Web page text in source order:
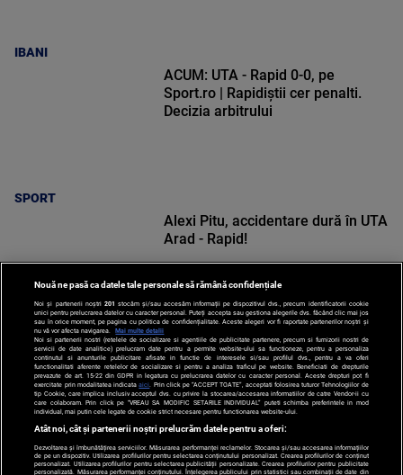
IBANI
SPORT
ACUM: UTA - Rapid 0-0, pe
Sport.ro | Rapidiștii cer penalti.
Decizia arbitrului
SPORT
Alexi Pitu, accidentare dură în UTA
Arad - Rapid!
Nouă ne pasă ca datele tale personale să rămână confidențiale
Noi și partenerii noștri 201 stocăm și/sau accesăm informații pe dispozitivul dvs., precum identificatorii cookie
unici pentru prelucrarea datelor cu caracter personal. Puteți accepta sau gestiona alegerile dvs. făcând clic mai jos
sau în orice moment, pe pagina cu politica de confidențialitate. Aceste alegeri vor fi raportate partenerilor noștri și
nu vă vor afecta navigarea.
Mai multe detalii
Noi si partenerii nostri (retelele de socializare si agentiile de publicitate partenere, precum si furnizorii nostri de
servicii de date analitice) prelucram date pentru a permite website-ului sa functioneze, pentru a personaliza
continutul si anunturile publicitare afisate in functie de interesele si/sau profilul dvs., pentru a va oferi
functionalitati aferente retelelor de socializare si pentru a analiza traficul pe website. Beneficiati de drepturile
prevazute de art. 15-22 din GDPR in legatura cu prelucrarea datelor cu caracter personal. Aceste drepturi pot fi
exercitate prin modalitatea indicataaici . Prin click pe “ACCEPT TOATE”, acceptati folosirea tuturor Tehnologiilor de
tip Cookie, care implica inclusiv acceptul dvs. cu privire la stocarea/accesarea informatiilor de catre Vendor-ii cu
care colaboram. Prin click pe “VREAU SA MODIFIC SETARILE INDIVIDUAL” puteti schimba preferintele in mod
individual, mai putin cele legate de cookie strict necesare pentru functionarea website-ului.
Atât noi, cât și partenerii noștri prelucrăm datele pentru a oferi:
Dezvoltarea și îmbunătățirea serviciilor. Măsurarea performanței reclamelor. Stocarea și/sau accesarea informațiilor
de pe un dispozitiv. Utilizarea profilurilor pentru selectarea conținutului personalizat. Crearea profilurilor de conținut
personalizat. Utilizarea profilurilor pentru selectarea publicității personalizate. Crearea profilurilor pentru publicitate
personalizată. Măsurarea performanței conținutului. Înțelegerea publicului prin statistici sau combinații de date din